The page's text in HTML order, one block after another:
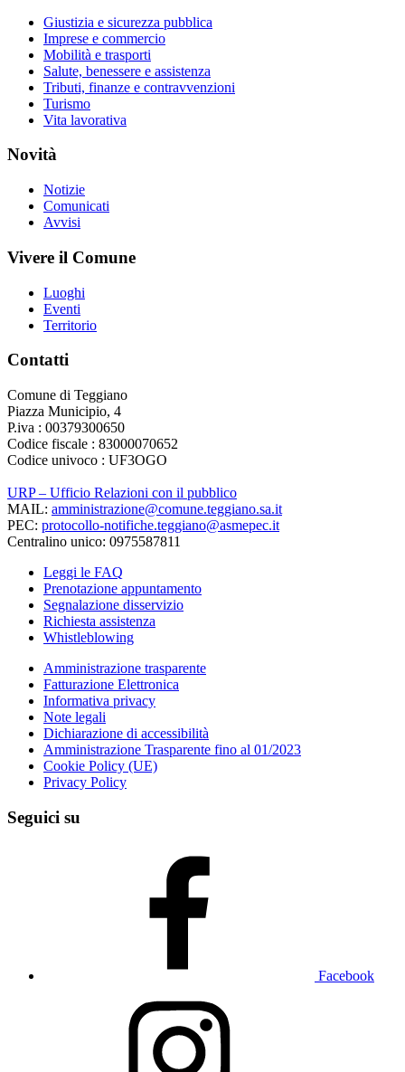
Giustizia e sicurezza pubblica
Imprese e commercio
Mobilità e trasporti
Salute, benessere e assistenza
Tributi, finanze e contravvenzioni
Turismo
Vita lavorativa
Novità
Notizie
Comunicati
Avvisi
Vivere il Comune
Luoghi
Eventi
Territorio
Contatti
Comune di Teggiano
Piazza Municipio, 4
P.iva : 00379300650
Codice fiscale : 83000070652
Codice univoco : UF3OGO
URP – Ufficio Relazioni con il pubblico
MAIL: amministrazione@comune.teggiano.sa.it
PEC: protocollo-notifiche.teggiano@asmepec.it
Centralino unico: 0975587811
Leggi le FAQ
Prenotazione appuntamento
Segnalazione disservizio
Richiesta assistenza
Whistleblowing
Amministrazione trasparente
Fatturazione Elettronica
Informativa privacy
Note legali
Dichiarazione di accessibilità
Amministrazione Trasparente fino al 01/2023
Cookie Policy (UE)
Privacy Policy
Seguici su
Facebook